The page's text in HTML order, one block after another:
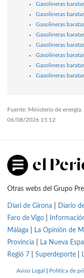
Gasolineras
Gasolineras
Gasolineras
Gasolineras
Gasolineras
Gasolineras
Gasolineras
Gasolineras
Fuente: Ministerio de
06/08/2026 15:12
Otras webs del Grupo
Diari de Girona Diario
Faro de Vigo
Málaga
La Opinión de
Provincia
La Nueva
Regió 7
Superdeporte
Aviso Legal Política de